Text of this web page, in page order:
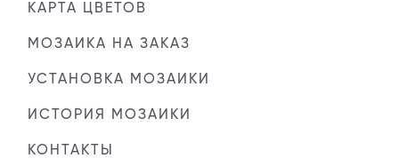
КАРТА ЦВЕТОВ
МОЗАИКА НА ЗАКАЗ
УСТАНОВКА МОЗАИКИ
ИСТОРИЯ МОЗАИКИ
КОНТАКТЫ